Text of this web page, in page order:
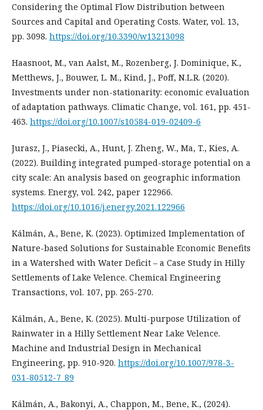
Considering the Optimal Flow Distribution between
Sources and Capital and Operating Costs. Water, vol. 13,
pp. 3098. https://doi.org/10.3390/w13213098
Haasnoot, M., van Aalst, M., Rozenberg, J. Dominique, K.,
Metthews, J., Bouwer, L. M., Kind, J., Poff, N.L.R. (2020).
Investments under non-stationarity: economic evaluation
of adaptation pathways. Climatic Change, vol. 161, pp. 451-
463. https://doi.org/10.1007/s10584-019-02409-6
Jurasz, J., Piasecki, A., Hunt, J. Zheng, W., Ma, T., Kies, A.
(2022). Building integrated pumped-storage potential on a
city scale: An analysis based on geographic information
systems. Energy, vol. 242, paper 122966.
https://doi.org/10.1016/j.energy.2021.122966
Kálmán, A., Bene, K. (2023). Optimized Implementation of
Nature-based Solutions for Sustainable Economic Benefits
in a Watershed with Water Deficit – a Case Study in Hilly
Settlements of Lake Velence. Chemical Engineering
Transactions, vol. 107, pp. 265-270.
Kálmán, A., Bene, K. (2025). Multi-purpose Utilization of
Rainwater in a Hilly Settlement Near Lake Velence.
Machine and Industrial Design in Mechanical
Engineering, pp. 910-920. https://doi.org/10.1007/978-3-
031-80512-7_89
Kálmán, A., Bakonyi, A., Chappon, M., Bene, K., (2024).